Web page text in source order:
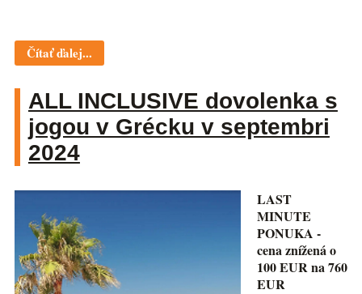
Čítať ďalej...
ALL INCLUSIVE dovolenka s
jogou v Grécku v septembri
2024
LAST
MINUTE
PONUKA -
cena znížená o
100 EUR na 760
EUR